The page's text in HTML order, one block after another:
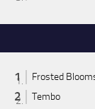
Frosted
Tembo